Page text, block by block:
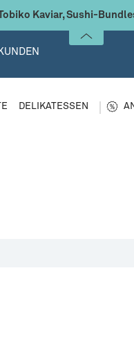
Kaviar, Sushi-
DELIKATESSEN